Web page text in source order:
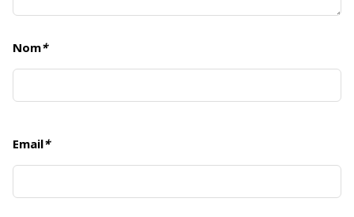
Nom*
Email*